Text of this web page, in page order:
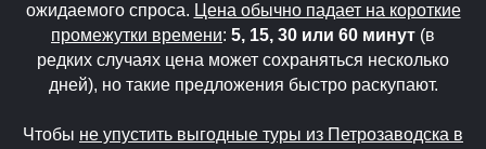
ожидаемого спроса. Цена обычно падает на короткие
промежутки времени: 5, 15, 30 или 60 минут (в
редких случаях цена может сохраняться несколько
дней), но такие предложения быстро раскупают.
Чтобы не упустить выгодные туры из Петрозаводска в